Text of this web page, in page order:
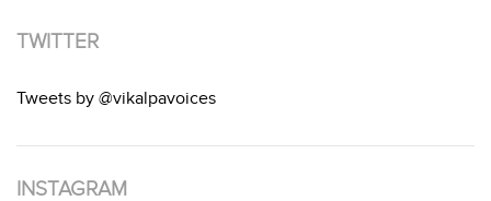
TWITTER
Tweets by @vikalpavoices
INSTAGRAM